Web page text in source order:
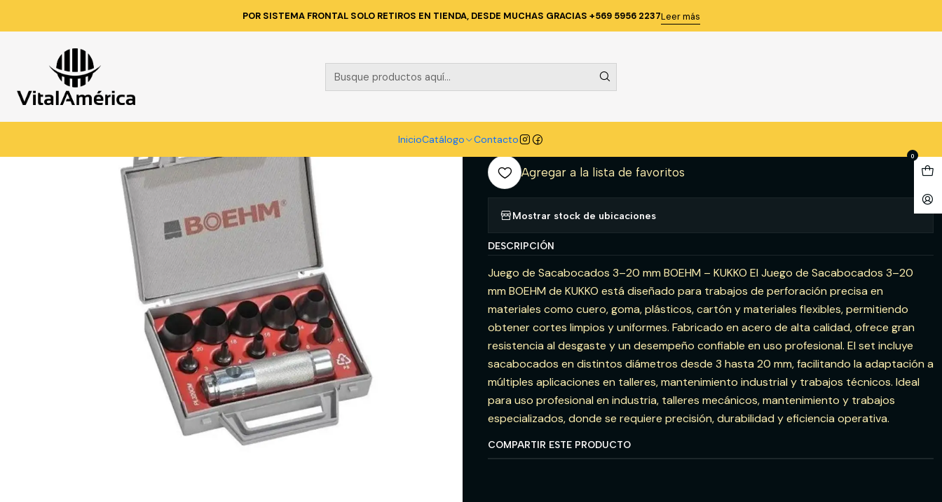
InicioCatálogo Contacto
0
POR SISTEMA FRONTAL SOLO RETIROS EN TIENDA, DESDE MUCHAS GRACIAS +569 5956 2237Leer más
Catálogo FERRETERIA HERRAMIENTAS MANUALES JGO. SACABOCADOS 3-20MM. ''BOEHM'' (JLB320) - KUKKO
|
JGO. SACABOCADOS 3-20MM. ''BOEHM''
(JLB320) - KUKKO
Cantidad
Agregar a la lista de favoritos
Mostrar stock de ubicaciones
DESCRIPCIÓN
Juego de Sacabocados 3–20 mm BOEHM – KUKKO El Juego de Sacabocados 3–20
mm BOEHM de KUKKO está diseñado para trabajos de perforación precisa en
materiales como cuero, goma, plásticos, cartón y materiales flexibles, permitiendo
obtener cortes limpios y uniformes. Fabricado en acero de alta calidad, ofrece gran
resistencia al desgaste y un desempeño confiable en uso profesional. El set incluye
sacabocados en distintos diámetros desde 3 hasta 20 mm, facilitando la adaptación a
múltiples aplicaciones en talleres, mantenimiento industrial y trabajos técnicos. Ideal
para uso profesional en industria, talleres mecánicos, mantenimiento y trabajos
especializados, donde se requiere precisión, durabilidad y eficiencia operativa.
COMPARTIR ESTE PRODUCTO